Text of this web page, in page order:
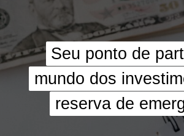
Seu ponto de
mundo dos
reserva de
Seu ponto de
mundo dos
reserva de